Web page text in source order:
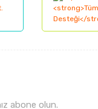
abone olun.